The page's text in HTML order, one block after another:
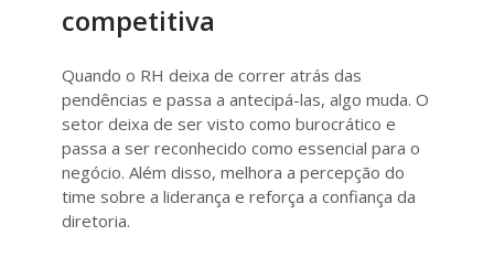
competitiva
Quando o RH deixa de correr atrás das
pendências e passa a antecipá-las, algo muda. O
setor deixa de ser visto como burocrático e
passa a ser reconhecido como essencial para o
negócio. Além disso, melhora a percepção do
time sobre a liderança e reforça a confiança da
diretoria.